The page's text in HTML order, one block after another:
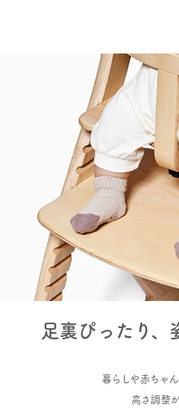
足裏ぴったり、
暮らしや赤ちゃ
高さ調整が